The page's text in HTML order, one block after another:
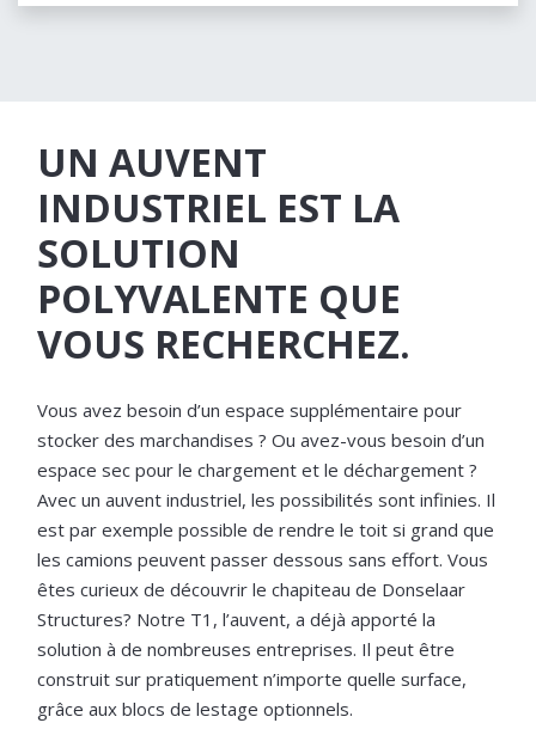
UN AUVENT
INDUSTRIEL EST LA
SOLUTION
POLYVALENTE QUE
VOUS RECHERCHEZ.
Vous avez besoin d’un espace supplémentaire pour
stocker des marchandises ? Ou avez-vous besoin d’un
espace sec pour le chargement et le déchargement ?
Avec un auvent industriel, les possibilités sont infinies. Il
est par exemple possible de rendre le toit si grand que
les camions peuvent passer dessous sans effort. Vous
êtes curieux de découvrir le chapiteau de Donselaar
Structures? Notre T1, l’auvent, a déjà apporté la
solution à de nombreuses entreprises. Il peut être
construit sur pratiquement n’importe quelle surface,
grâce aux blocs de lestage optionnels.